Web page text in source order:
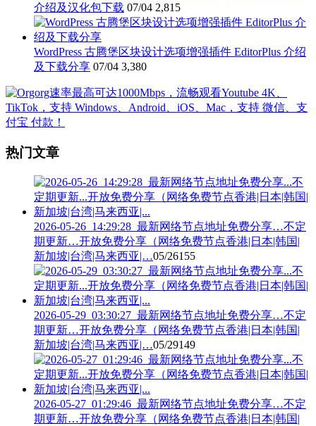
介绍及汉化包下载 07/04 2,815
WordPress 古腾堡区块设计选项增强插件 EditorPlus 介绍
及下载分享 07/04 3,380
热门文章
2026-05-26_14:29:28_最新网络节点地址免费分享…不定
期更新…开放免费分享（网络免费节点香港|日本|韩国|
新加坡|台湾|马来西亚|…05/26155
2026-05-29_03:30:27_最新网络节点地址免费分享…不定
期更新…开放免费分享（网络免费节点香港|日本|韩国|
新加坡|台湾|马来西亚|…05/29149
2026-05-27_01:29:46_最新网络节点地址免费分享…不定
期更新…开放免费分享（网络免费节点香港|日本|韩国|